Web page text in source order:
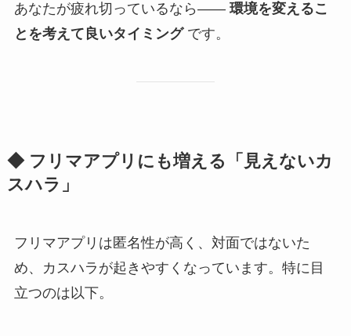
あなたが疲れ切っているなら—— 環境を変えるこ
とを考えて良いタイミングです。
◆ フリマアプリにも増える「見えないカ
スハラ」
フリマアプリは匿名性が高く、対面ではないた
め、カスハラが起きやすくなっています。特に目
立つのは以下。